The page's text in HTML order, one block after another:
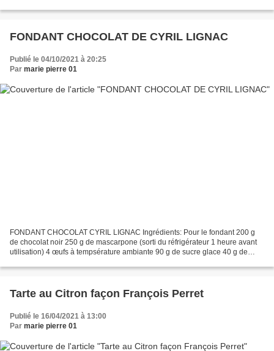
FONDANT CHOCOLAT DE CYRIL LIGNAC
Publié le 04/10/2021 à 20:25
Par marie pierre 01
FONDANT CHOCOLAT CYRIL LIGNAC Ingrédients: Pour le fondant 200 g
de chocolat noir 250 g de mascarpone (sorti du réfrigérateur 1 heure avant
utilisation) 4 œufs à tempsérature ambiante 90 g de sucre glace 40 g de
Tarte au Citron façon François Perret
Publié le 16/04/2021 à 13:00
Par marie pierre 01